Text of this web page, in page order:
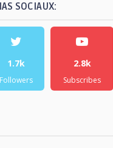
SOCIAUX:
1.7k
Followers
2.8k
Subscribes